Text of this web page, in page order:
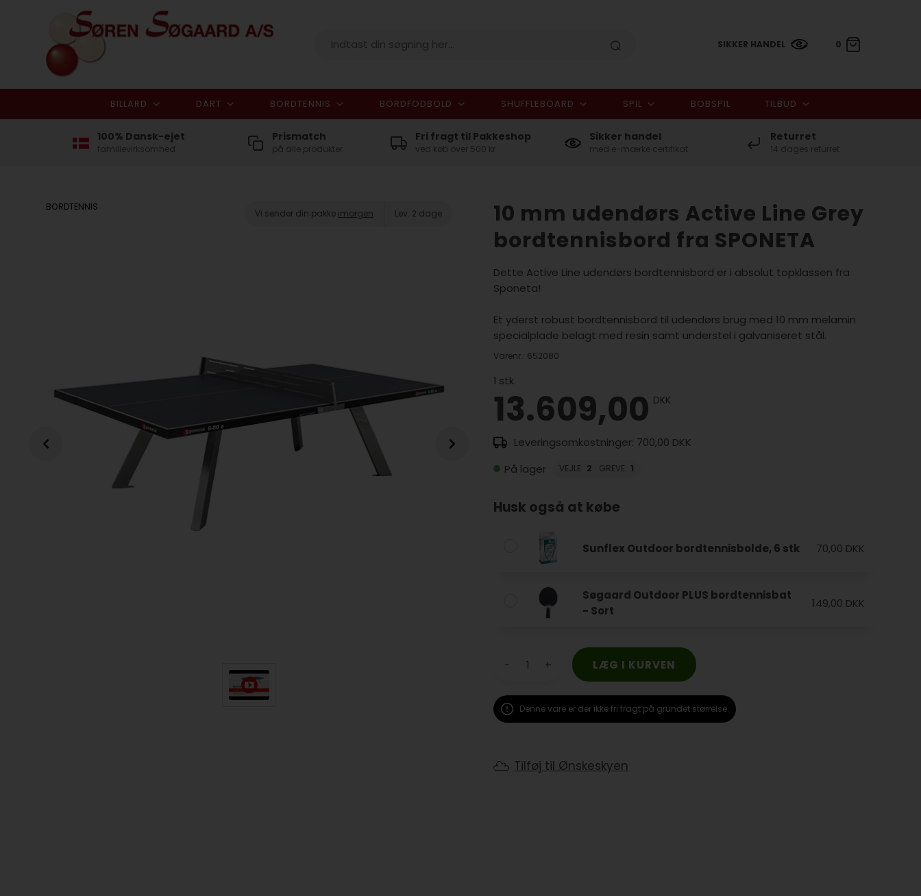
SIKKER HANDEL 0
I alt 0,00 DKK
BILLARD DART BORDTENNIS BORDFODBOLD SHUFFLEBOARD SPIL BOBSPIL TILBUD
100% Dansk-ejet
familievirksomhed
Prismatch
på alle produkter
Fri fragt til Pakkeshop
ved køb over 500 kr
Sikker handel
med e-mærke certifikat
Returret
14 dages returret
BORDTENNIS
Vi sender din pakke imorgen Lev. 2 dage
10 mm udendørs Active Line Grey
bordtennisbord fra SPONETA
Dette Active Line udendørs bordtennisbord er i absolut topklassen fra
Sponeta!
Et yderst robust bordtennisbord til udendørs brug med 10 mm melamin
specialplade belagt med resin samt understel i galvaniseret stål.
Varenr.: 652080
1 stk.
13.609,00 DKK
700,00 DKK
På lager
VEJLE: 2 GREVE: 1
Husk også at købe
Sunflex Outdoor bordtennisbolde, 6 stk 70,00 DKK
Søgaard Outdoor PLUS bordtennisbat
- Sort
149,00 DKK
- +
Denne vare er der ikke fri fragt på grundet størrelse.
Tilføj til Ønskeskyen